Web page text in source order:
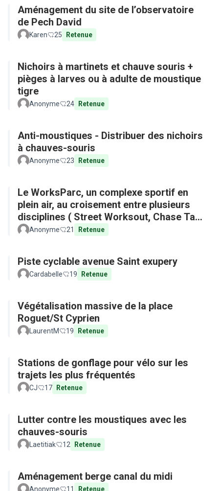
Aménagement du site de l’observatoire
de Pech David
Karen 25 Retenue
Nichoirs à martinets et chauve souris +
pièges à larves ou à adulte de moustique
tigre
Anonyme 24 Retenue
Anti-moustiques - Distribuer des nichoirs
à chauves-souris
Anonyme 23 Retenue
Le WorksParc, un complexe sportif en
plein air, au croisement entre plusieurs
disciplines ( Street Worksout, Chase Tag,
Parkour)
Anonyme 21 Retenue
Piste cyclable avenue Saint exupery
Cardabelle 19 Retenue
Végétalisation massive de la place
Roguet/St Cyprien
LaurentM 19 Retenue
Stations de gonflage pour vélo sur les
trajets les plus fréquentés
CJ 17 Retenue
Lutter contre les moustiques avec les
chauves-souris
Laetitiak 12 Retenue
Aménagement berge canal du midi
Anonyme 11 Retenue